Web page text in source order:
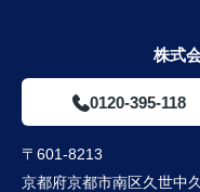
株式
0120-395-118
〒601-8213
京都府京都市南区久世中